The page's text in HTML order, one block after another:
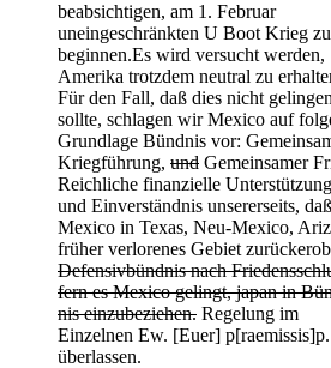
beabsichtigen, am 1. Februar
uneingeschränkten U Boot Krieg zu
beginnen.Es wird versucht werden,
Amerika trotzdem neutral zu
Für den Fall, daß dies nicht gelingen
sollte, schlagen wir Mexico auf
Grundlage Bündnis vor:
Kriegführung, und Gemeinsamer
Reichliche finanzielle Unterstützung
und Einverständnis unsererseits, daß
Mexico in Texas, Neu-Mexico,
früher verlorenes Gebiet
Defensivbündnis nach
fern es Mexico gelingt, japan in
nis einzubeziehen. Regelung im
Einzelnen Ew. [Euer]
überlassen.